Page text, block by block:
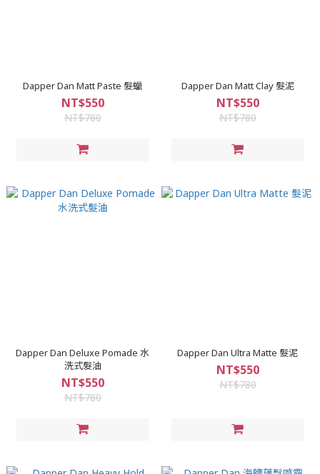
Dapper Dan Matt Paste 髮蠟
NT$550
NT$780
Dapper Dan Matt Clay 髮泥
NT$550
NT$780
Dapper Dan Deluxe Pomade 水
洗式髮油
NT$550
NT$780
Dapper Dan Ultra Matte 髮泥
NT$550
NT$780